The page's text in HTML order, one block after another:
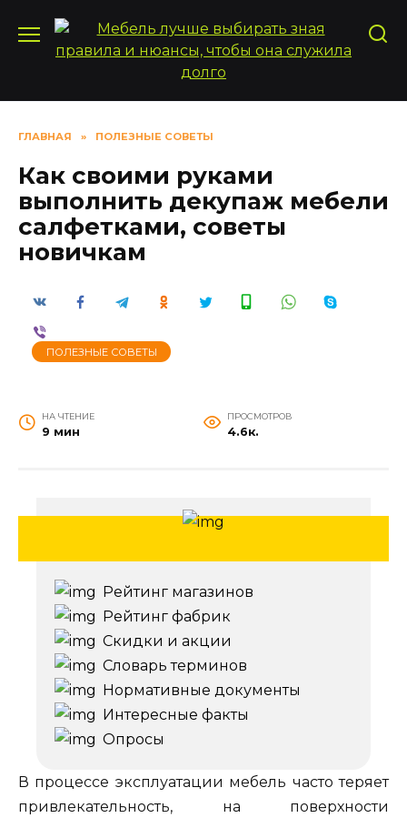
содержанию
ГЛАВНАЯ » ПОЛЕЗНЫЕ СОВЕТЫ
Как своими руками
выполнить декупаж мебели
салфетками, советы
новичкам
ПОЛЕЗНЫЕ СОВЕТЫ
НА ЧТЕНИЕ
9 мин
ПРОСМОТРОВ
4.6к.
Рейтинг магазинов
Рейтинг фабрик
Скидки и акции
Словарь терминов
Нормативные документы
Интересные факты
Опросы
В процессе эксплуатации мебель часто теряет
привлекательность, на поверхности